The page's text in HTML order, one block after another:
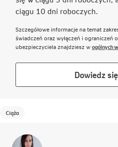
ciągu 10 dni roboczych.
Szczegółowe informacje na temat
świadczeń oraz wyłączeń i ograniczeń
ubezpieczyciela znajdziesz wogólnych
Dowiedz
Ciąża